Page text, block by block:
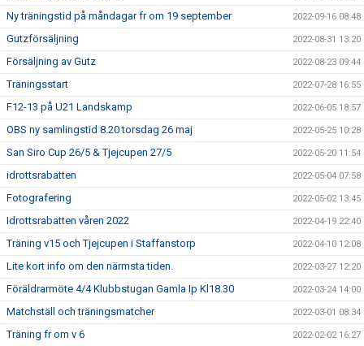
Ny träningstid på måndagar fr om 19 september 2022-09-16 08:48
Gutzförsäljning 2022-08-31 13:20
Försäljning av Gutz 2022-08-23 09:44
Träningsstart 2022-07-28 16:55
F12-13 på U21 Landskamp 2022-06-05 18:57
OBS ny samlingstid 8.20 torsdag 26 maj 2022-05-25 10:28
San Siro Cup 26/5 & Tjejcupen 27/5 2022-05-20 11:54
idrottsrabatten 2022-05-04 07:58
Fotografering 2022-05-02 13:45
Idrottsrabatten våren 2022 2022-04-19 22:40
Träning v15 och Tjejcupen i Staffanstorp 2022-04-10 12:08
Lite kort info om den närmsta tiden. 2022-03-27 12:20
Föräldrarmöte 4/4 Klubbstugan Gamla Ip Kl18.30 2022-03-24 14:00
Matchställ och träningsmatcher 2022-03-01 08:34
Träning fr om v 6 2022-02-02 16:27